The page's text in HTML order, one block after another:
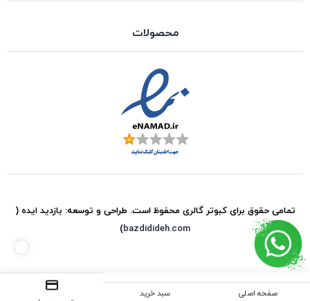
محصولات
تمامی حقوق برایکبوتر گالریمحفوظ است. طراحی و توسعه: بازدید ایده (
bazdidideh.com
)
صفحه اصلی
سبد خرید